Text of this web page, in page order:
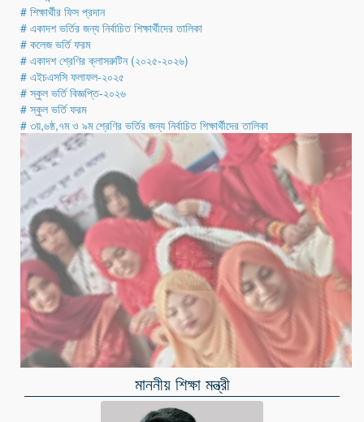
# শিক্ষার্থীর ফিস প্রদান
# একাদশ ভর্তির জন্য নির্বাচিত শিক্ষার্থীদের তালিকা
# কলেজ ভর্তি ফরম
# একাদশ শ্রেণির ক্লাসরুটিন (২০২৫-২০২৬)
# এইচএসসি ফলাফল-২০২৫
# স্কুল ভর্তি বিজ্ঞপ্তি-২০২৬
# স্কুল ভর্তি ফরম
# ৩য়,৬ষ্ঠ,৭ম ও ৯ম শ্রেণির ভর্তির জন্য নির্বাচিত শিক্ষার্থীদের তালিকা
মাননীয় শিক্ষা মন্ত্রী